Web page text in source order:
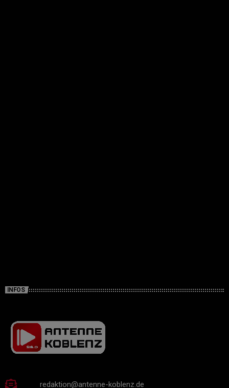
INFOS
redaktion@antenne-koblenz.de